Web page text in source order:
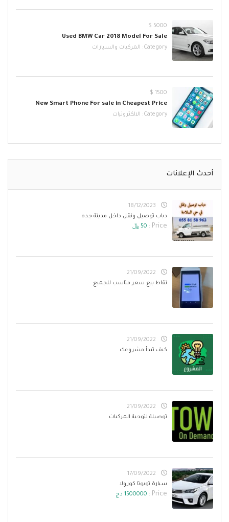
5000 $
Used BMW Car 2018 Model For Sale
Category: المركبات والسيارات
1500 $
New Smart Phone For sale in Cheapest Price
Category: الالكترونيات
أحدث الإعلانات
18/12/2023
دباب توصيل ونقل داخل مدينة جده
Price : 50 ﷼
21/09/2022
نقاط بيع سعر مناسب للجميع
21/09/2022
كيف تبدأ مشروعك
21/09/2022
توصيلة لتوجية المركبات
17/09/2022
سيارة تويوتا كورولا
Price : 1500000 دج